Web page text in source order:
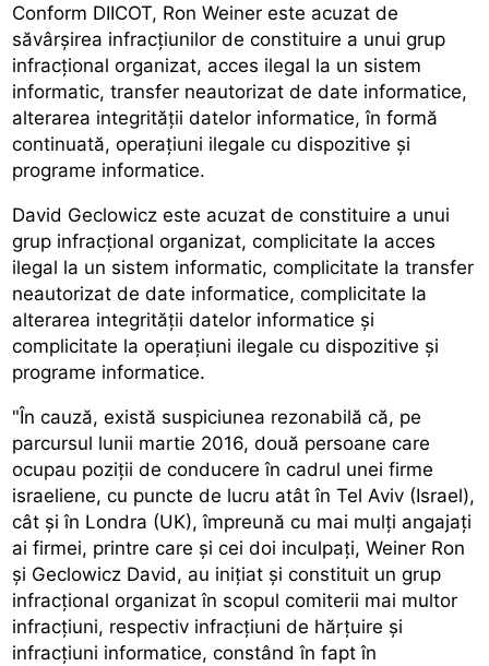
Conform DIICOT, Ron Weiner este acuzat de
săvârșirea infracțiunilor de constituire a unui grup
infracțional organizat, acces ilegal la un sistem
informatic, transfer neautorizat de date informatice,
alterarea integrității datelor informatice, în formă
continuată, operațiuni ilegale cu dispozitive și
programe informatice.
David Geclowicz este acuzat de constituire a unui
grup infracțional organizat, complicitate la acces
ilegal la un sistem informatic, complicitate la transfer
neautorizat de date informatice, complicitate la
alterarea integrității datelor informatice și
complicitate la operațiuni ilegale cu dispozitive și
programe informatice.
"În cauză, există suspiciunea rezonabilă că, pe
parcursul lunii martie 2016, două persoane care
ocupau poziții de conducere în cadrul unei firme
israeliene, cu puncte de lucru atât în Tel Aviv (Israel),
cât și în Londra (UK), împreună cu mai mulți angajați
ai firmei, printre care și cei doi inculpați, Weiner Ron
și Geclowicz David, au inițiat și constituit un grup
infracțional organizat în scopul comiterii mai multor
infracțiuni, respectiv infracțiuni de hărțuire și
infracțiuni informatice, constând în fapt în